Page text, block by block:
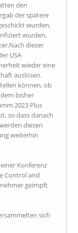
den
der spätere
wurden,
wurden,
dieser
USA
wieder eine
auslösen.
können, ob
bisher
2023 Plus
so dass danach
diesen
weiterhin
Konferenz
Control and
geimpft
sich